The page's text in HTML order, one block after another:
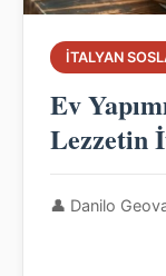
İTALYAN
Ev
Lezzetin
👤 Danilo